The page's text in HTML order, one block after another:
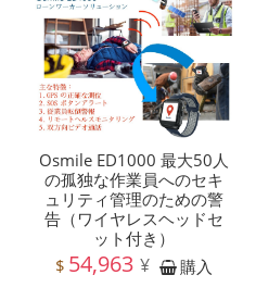
Osmile ED1000 最大50人
の孤独な作業員へのセキ
ュリティ管理のための警
告（ワイヤレスヘッドセ
ット付き）
$ 54,963 ¥ 購入